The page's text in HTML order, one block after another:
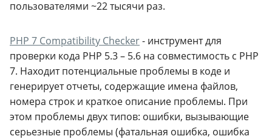
пользователями ~22 тысячи раз.
PHP 7 Compatibility Checker- инструмент для
проверки кода PHP 5.3 – 5.6 на совместимость с PHP
7. Находит потенциальные проблемы в коде и
генерирует отчеты, содержащие имена файлов,
номера строк и краткое описание проблемы. При
этом проблемы двух типов: ошибки, вызывающие
серьезные проблемы (фатальная ошибка, ошибка